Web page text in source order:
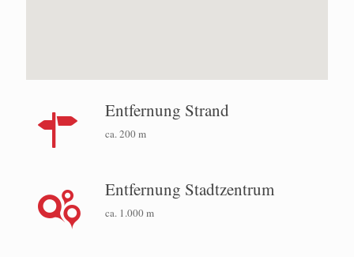
Entfernung Strand
ca. 200 m
Entfernung Stadtzentrum
ca. 1.000 m